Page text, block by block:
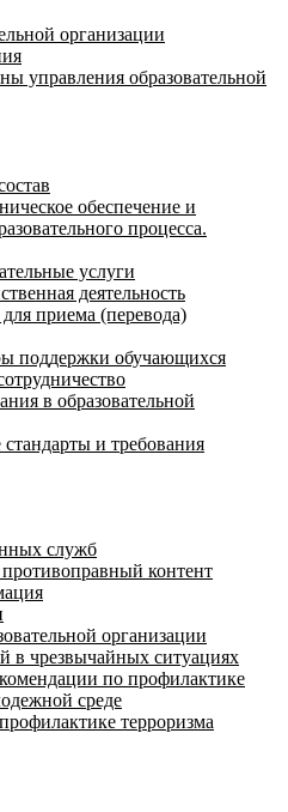
организации
управления образовательной
обеспечение и
процесса.
услуги
деятельность
приема (перевода)
поддержки обучающихся
в образовательной
и требования
служб
контент
организации
в чрезвычайных ситуациях
по профилактике
среде
терроризма